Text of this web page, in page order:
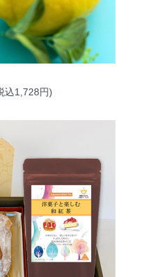
バーム
込1,728円)